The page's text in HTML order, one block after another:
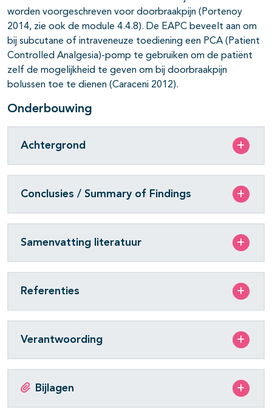
worden voorgeschreven voor doorbraakpijn (Portenoy
2014, zie ook de module 4.4.8). De EAPC beveelt aan om
bij subcutane of intraveneuze toediening een PCA (Patient
Controlled Analgesia)-pomp te gebruiken om de patiënt
zelf de mogelijkheid te geven om bij doorbraakpijn
bolussen toe te dienen (Caraceni 2012).
Onderbouwing
Achtergrond
Conclusies / Summary of Findings
Samenvatting literatuur
Referenties
Verantwoording
Bijlagen